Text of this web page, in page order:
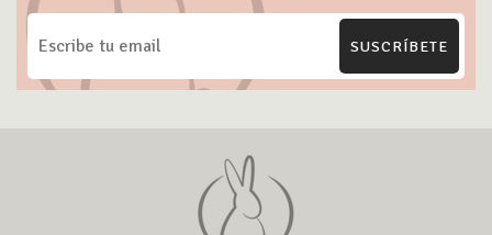
SUSCRÍBETE